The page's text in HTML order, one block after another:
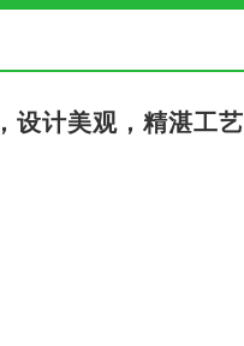
设计美观，精湛工艺